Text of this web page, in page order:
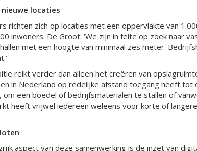
locaties
richten zich op locaties met een oppervlakte van
inwoners. De Groot: ‘We zijn in feite op zoek naar
met een hoogte van minimaal zes meter.
reikt verder dan alleen het creëren van
in Nederland op redelijke afstand toegang heeft tot
om een boedel of bedrijfsmaterialen te stallen of
heeft vrijwel iedereen weleens voor korte of
aspect van deze samenwerking is de inzet van